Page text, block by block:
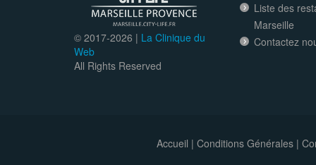
© 2017-2026 | La Clinique du
Web
All Rights Reserved
Liste des
Marseille
Contactez
Accueil | Conditions Générales|